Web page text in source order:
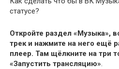
статусе?
Откройте раздел «Музыка»,
трек и нажмите на него ещё
плеер. Там щёлкните на три
«Запустить трансляцию».